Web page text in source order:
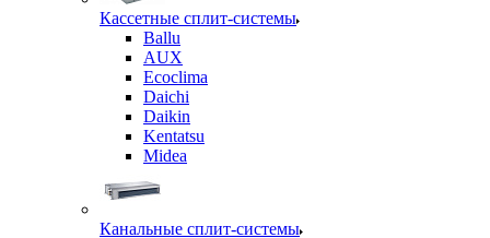
Кассетные сплит-системы
Ballu
AUX
Ecoclima
Daichi
Daikin
Kentatsu
Midea
Канальные сплит-системы